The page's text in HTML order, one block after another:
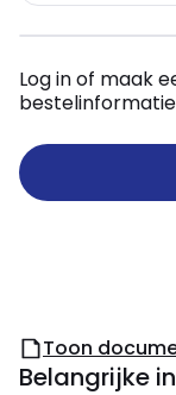
Log in of maak
Toon
Belangrijke